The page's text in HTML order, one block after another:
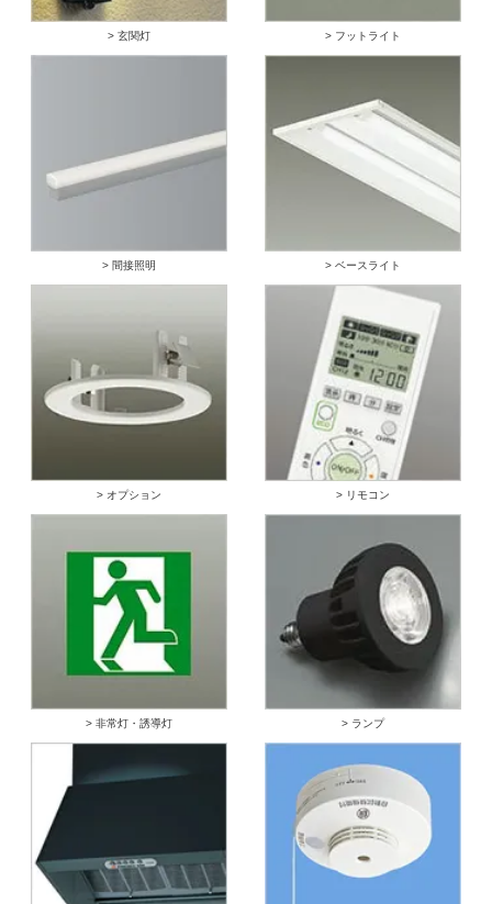
> 玄関灯 > フットライト
> 間接照明 > ベースライト
> オプション > リモコン
> 非常灯・誘導灯 > ランプ